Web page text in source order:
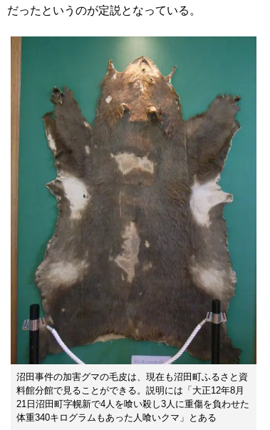
だったというのが定説となっている。
沼田事件の加害グマの毛皮は、現在も沼田町ふるさと資
料館分館で見ることができる。説明には「大正12年8月
21日沼田町字幌新で4人を喰い殺し3人に重傷を負わせた
体重340キログラムもあった人喰いクマ」とある